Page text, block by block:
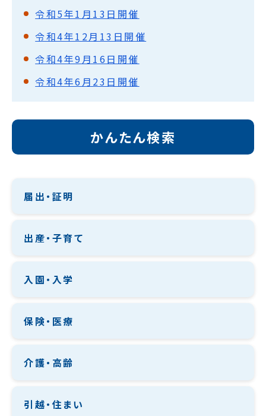
令和5年1月13日開催
令和4年12月13日開催
令和4年9月16日開催
令和4年6月23日開催
かんたん検索
届出・証明
出産・子育て
入園・入学
保険・医療
介護・高齢
引越・住まい